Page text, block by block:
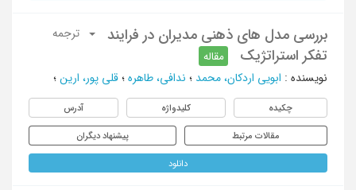
بررسی مدل های ذهنی مدیران در فرایند
تفکر استراتژیک
مقاله
ترجمه
نویسنده : ابویی اردکان، محمد ؛ ندافی، طاهره ؛ قلی پور، ارین ؛
چکیده کلیدواژه آدرس
مقالات مرتبط پیشنهاد دیگران
دانلود